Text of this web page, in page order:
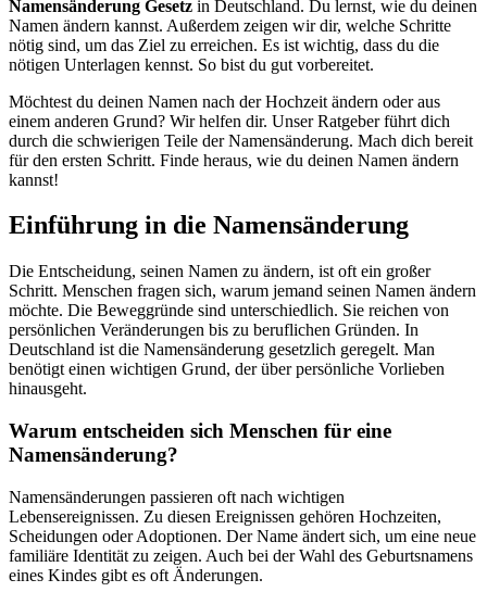
Namensänderung Gesetz in Deutschland. Du lernst, wie du deinen
Namen ändern kannst. Außerdem zeigen wir dir, welche Schritte
nötig sind, um das Ziel zu erreichen. Es ist wichtig, dass du die
nötigen Unterlagen kennst. So bist du gut vorbereitet.
Möchtest du deinen Namen nach der Hochzeit ändern oder aus
einem anderen Grund? Wir helfen dir. Unser Ratgeber führt dich
durch die schwierigen Teile der Namensänderung. Mach dich bereit
für den ersten Schritt. Finde heraus, wie du deinen Namen ändern
kannst!
Einführung in die Namensänderung
Die Entscheidung, seinen Namen zu ändern, ist oft ein großer
Schritt. Menschen fragen sich, warum jemand seinen Namen ändern
möchte. Die Beweggründe sind unterschiedlich. Sie reichen von
persönlichen Veränderungen bis zu beruflichen Gründen. In
Deutschland ist die Namensänderung gesetzlich geregelt. Man
benötigt einen wichtigen Grund, der über persönliche Vorlieben
hinausgeht.
Warum entscheiden sich Menschen für eine
Namensänderung?
Namensänderungen passieren oft nach wichtigen
Lebensereignissen. Zu diesen Ereignissen gehören Hochzeiten,
Scheidungen oder Adoptionen. Der Name ändert sich, um eine neue
familiäre Identität zu zeigen. Auch bei der Wahl des Geburtsnamens
eines Kindes gibt es oft Änderungen.